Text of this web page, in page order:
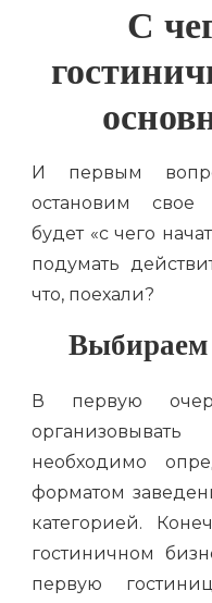
С
И первым
остановим свое
будет «с чего
подумать
что, поехали?
В первую
необходимо
форматом
категорией.
гостиничном
первую